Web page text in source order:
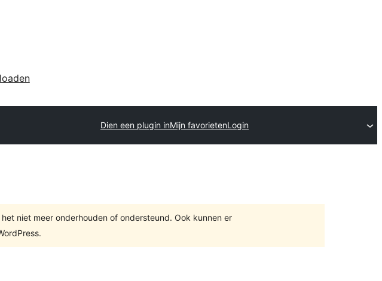
Dien een plugin inMijn favorietenLogin
niet meer onderhouden of ondersteund. Ook kunnen er